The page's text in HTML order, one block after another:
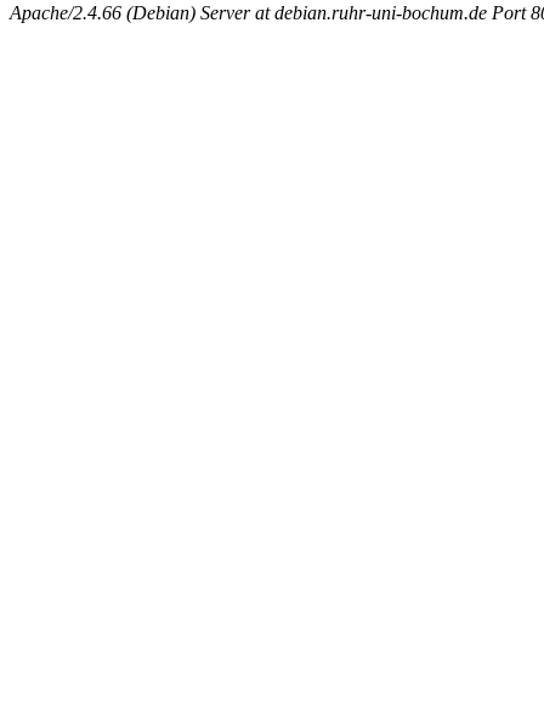
Apache/2.4.66 (Debian) Server at debian.ruhr-uni-bochum.de Port